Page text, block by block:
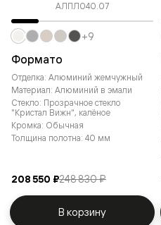
АЛПЛ040.07
Формато
Отделка: Алюминий жемчужный
Материал: Алюминий в эмали
Стекло: Прозрачное стекло
"Кристал Вижн", калёное
Кромка: Обычная
Толщина полотна: 40 мм
208 550 ₽248 830 ₽
+9
В корзину